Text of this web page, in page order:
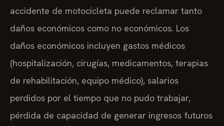
accidente de motocicleta puede reclamar tanto
daños económicos como no económicos. Los
daños económicos incluyen gastos médicos
(hospitalización, cirugías, medicamentos, terapias
de rehabilitación, equipo médico), salarios
perdidos por el tiempo que no pudo trabajar,
pérdida de capacidad de generar ingresos futuros